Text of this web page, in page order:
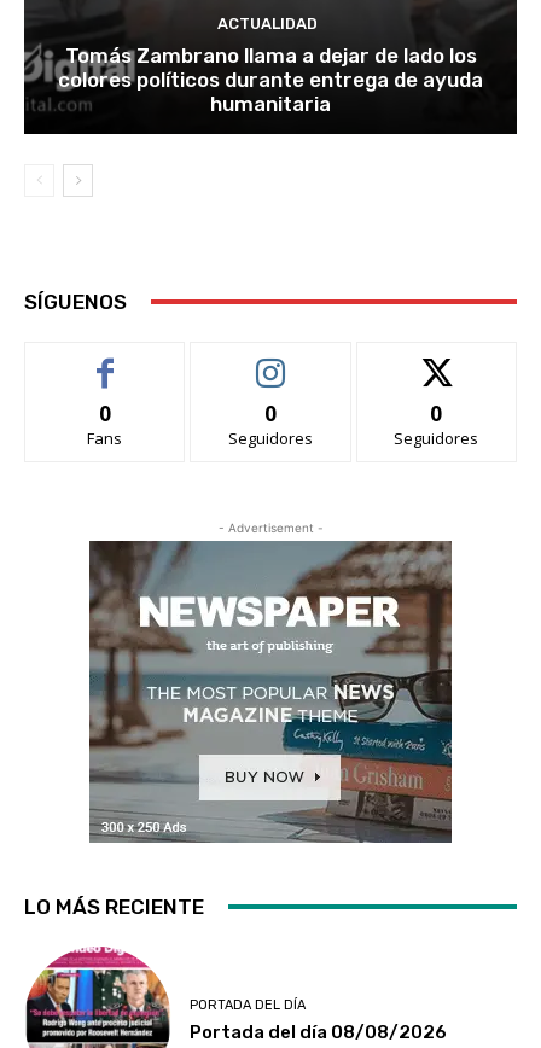
ACTUALIDAD
Tomás Zambrano llama a dejar de lado los
colores políticos durante entrega de ayuda
humanitaria
SÍGUENOS
0
Fans
0
Seguidores
0
Seguidores
- Advertisement -
LO MÁS RECIENTE
PORTADA DEL DÍA
Portada del día 08/08/2026